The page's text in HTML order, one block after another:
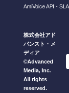
AmiVoice API - SLA
株式会社アド
バンスト・メ
ディア
©Advanced
Media, Inc.
All rights
reserved.